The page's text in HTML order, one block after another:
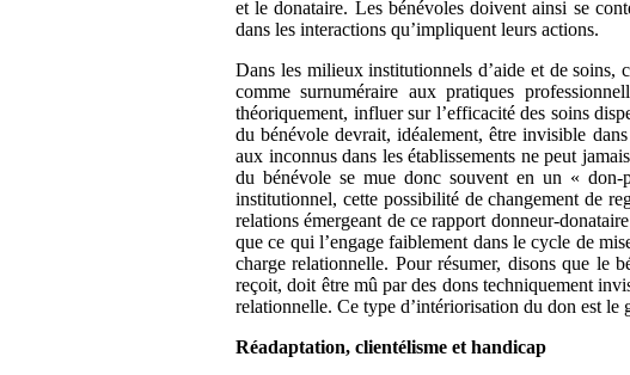
et le donataire. Les bénévoles doivent ainsi se
dans les interactions qu’impliquent leurs actions.
Dans les milieux institutionnels d’aide et de soins,
comme surnuméraire aux pratiques
théoriquement, influer sur l’efficacité des soins
du bénévole devrait, idéalement, être invisible
aux inconnus dans les établissements ne peut
du bénévole se mue donc souvent en un «
institutionnel, cette possibilité de changement de
relations émergeant de ce rapport donneur-
que ce qui l’engage faiblement dans le cycle de
charge relationnelle. Pour résumer, disons que le
reçoit, doit être mû par des dons techniquement
relationnelle. Ce type d’intériorisation du don est le
Réadaptation, clientélisme et handicap